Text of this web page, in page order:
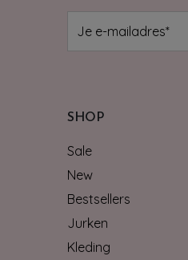
SHOP
Sale
New
Bestsellers
Jurken
Kleding